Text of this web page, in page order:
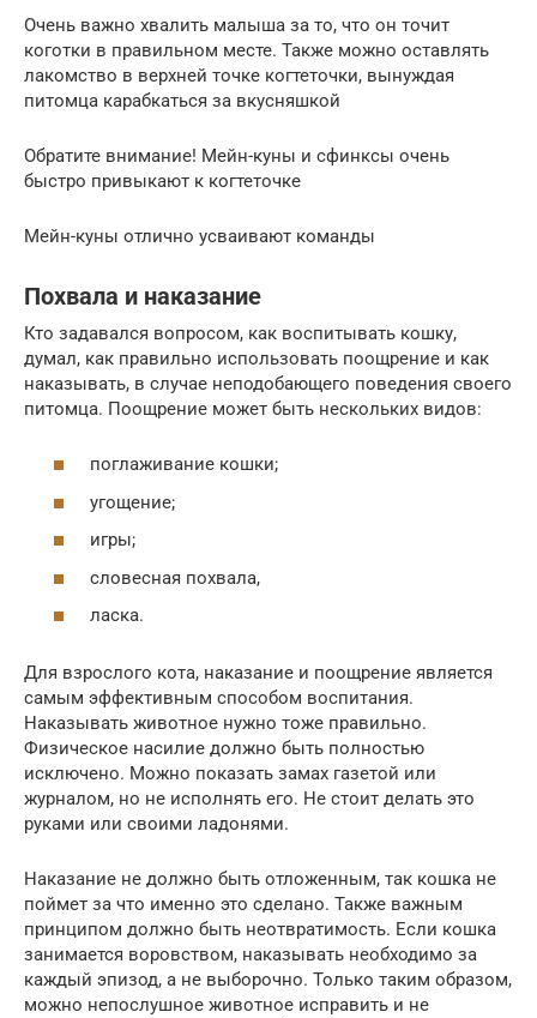
Очень важно хвалить малыша за то, что он точит
коготки в правильном месте. Также можно оставлять
лакомство в верхней точке когтеточки, вынуждая
питомца карабкаться за вкусняшкой
Обратите внимание! Мейн-куны и сфинксы очень
быстро привыкают к когтеточке
Мейн-куны отлично усваивают команды
Похвала и наказание
Кто задавался вопросом, как воспитывать кошку,
думал, как правильно использовать поощрение и как
наказывать, в случае неподобающего поведения своего
питомца. Поощрение может быть нескольких видов:
поглаживание кошки;
угощение;
игры;
словесная похвала,
ласка.
Для взрослого кота, наказание и поощрение является
самым эффективным способом воспитания.
Наказывать животное нужно тоже правильно.
Физическое насилие должно быть полностью
исключено. Можно показать замах газетой или
журналом, но не исполнять его. Не стоит делать это
руками или своими ладонями.
Наказание не должно быть отложенным, так кошка не
поймет за что именно это сделано. Также важным
принципом должно быть неотвратимость. Если кошка
занимается воровством, наказывать необходимо за
каждый эпизод, а не выборочно. Только таким образом,
можно непослушное животное исправить и не